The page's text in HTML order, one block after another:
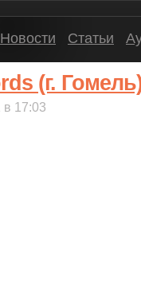
Новости Статьи
(г.
17:03